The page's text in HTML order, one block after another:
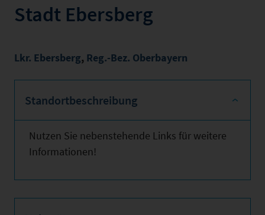
Stadt Ebersberg
Lkr. Ebersberg, Reg.-Bez. Oberbayern
Standortbeschreibung
Nutzen Sie nebenstehende Links für weitere
Informationen!